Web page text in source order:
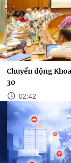
Chuyển động
30
02:42